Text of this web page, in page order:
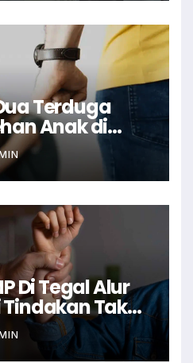
Terduga
Anak di
Polisi
Di Tegal Alur
Tak